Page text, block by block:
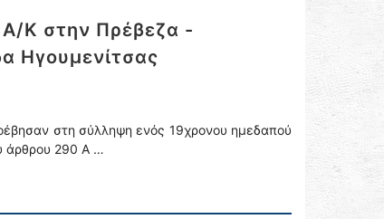
Κ στην Πρέβεζα -
Ηγουμενίτσας
στη σύλληψη ενός 19χρονου ημεδαπού
άρθρου 290 Α …